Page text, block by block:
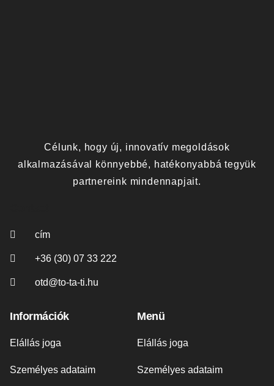
Célunk, hogy új, innovatív megoldások
alkalmazásával könnyebbé, hatékonyabbá tegyük
partnereink mindennapjait.
cím
+36 (30) 07 33 222
otd@to-ta-ti.hu
Információk
Elállás joga
Személyes adataim
Menü
Elállás joga
Személyes adataim